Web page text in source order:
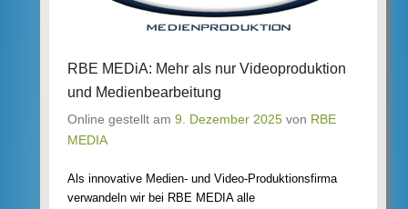
RBE MEDiA: Mehr als nur Videoproduktion
und Medienbearbeitung
Online gestellt am 9. Dezember 2025 von RBE
MEDIA
Als innovative Medien- und Video-Produktionsfirma
verwandeln wir bei RBE MEDIA alle